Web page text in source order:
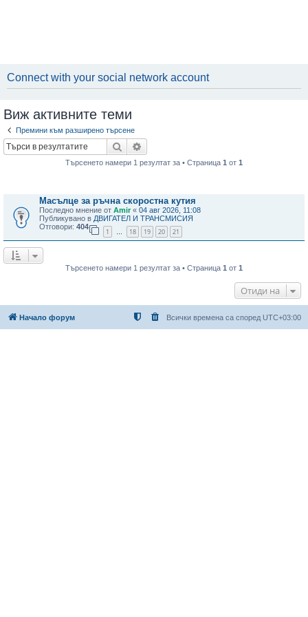
Connect with your social network account
Виж активните теми
Премини към разширено търсене
Търсене
Търсенето намери 1 резултат за • Страница 1 от 1
Масълце за ръчна скоростна кутия
Последно мнение от Amir« 04 авг 2026, 11:08
Публикувано в ДВИГАТЕЛ И ТРАНСМИСИЯ
Отговори: 404
1 … 18 19 20 21
Търсенето намери 1 резултат за • Страница 1 от 1
Отиди на
Начало форум Всички времена са според UTC+03:00